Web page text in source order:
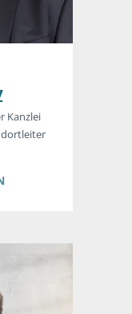
Kanzlei